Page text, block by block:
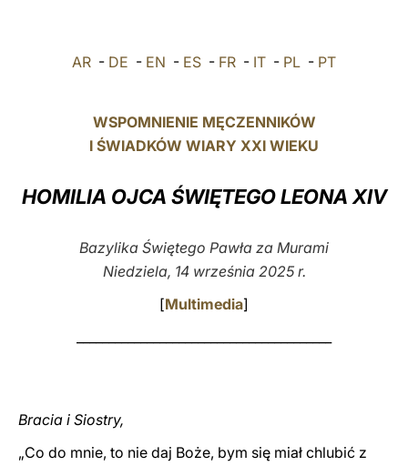
POLSKI
العربيّة
中文
AR - DE - EN - ES - FR - IT - PL - PT
WSPOMNIENIE MĘCZENNIKÓW
I ŚWIADKÓW WIARY XXI WIEKU
HOMILIA OJCA ŚWIĘTEGO LEONA XIV
Bazylika Świętego Pawła za Murami
Niedziela, 14 września 2025 r.
[Multimedia]
Bracia i Siostry,
„Co do mnie, to nie daj Boże, bym się miał chlubić z